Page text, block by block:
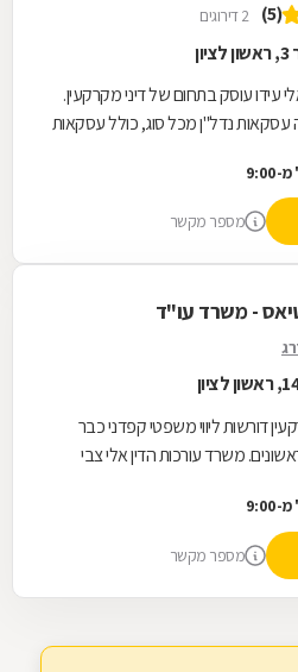
(5) 2 דירוגים
עידו עוסק בתחום של דיני מקרקעין.
נדל"ן מכל סוג, כולל עסקאות
מספר מקשר
- משרד עו"ד
דורשות ליווי משפטי קפדני כבר
משרד עורכות הדין אלי צבי
מספר מקשר